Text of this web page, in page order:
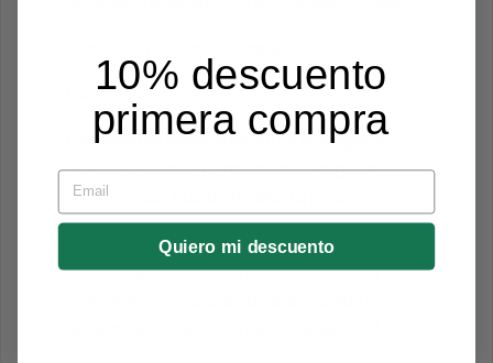
Composición
Con aceites esenciales 100% ecológicos*:
Hinojo, Lavanda, Cardamomo, Jengibre,
Lemongrass, Eucalipto, Menta piperita
*Ingrediente que procede de agricultura
ecológica (Control Certisys-BE-BIO-01) - BIO
10% descuento
primera compra
Email
Quiero mi descuento